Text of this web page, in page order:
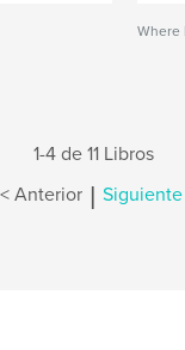
Where
1-4 de 11 Libros
< Anterior | Siguiente